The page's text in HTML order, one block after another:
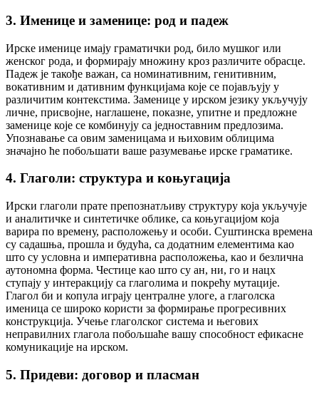
3. Именице и заменице: род и падеж
Ирске именице имају граматички род, било мушког или
женског рода, и формирају множину кроз различите обрасце.
Падеж је такође важан, са номинативним, генитивним,
вокативним и дативним функцијама које се појављују у
различитим контекстима. Заменице у ирском језику укључују
личне, присвојне, наглашене, показне, упитне и предложне
заменице које се комбинују са једноставним предлозима.
Упознавање са овим заменицама и њиховим облицима
значајно ће побољшати ваше разумевање ирске граматике.
4. Глаголи: структура и коњугација
Ирски глаголи прате препознатљиву структуру која укључује
и аналитичке и синтетичке облике, са коњугацијом која
варира по времену, расположењу и особи. Суштинска времена
су садашња, прошла и будућа, са додатним елементима као
што су условна и императивна расположења, као и безлична
аутономна форма. Честице као што су ан, ни, го и нацх
ступају у интеракцију са глаголима и покрећу мутације.
Глагол би и копула играју централне улоге, а глаголска
именица се широко користи за формирање прогресивних
конструкција. Учење глаголског система и његових
неправилних глагола побољшаће вашу способност ефикасне
комуникације на ирском.
5. Придеви: договор и пласман